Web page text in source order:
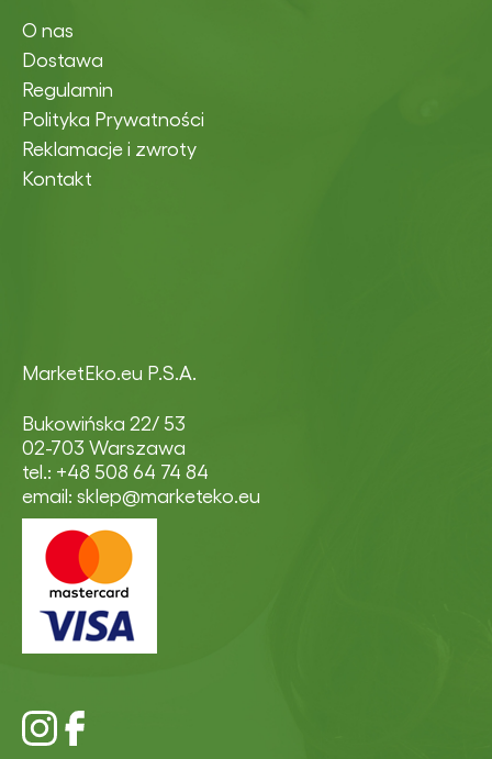
MarketEko.eu P.S.A.
Bukowińska 22/ 53
02-703 Warszawa
tel.: +48 508 64 74 84
email: sklep@marketeko.eu
O nas
Dostawa
Regulamin
Polityka Prywatności
Reklamacje i zwroty
Kontakt